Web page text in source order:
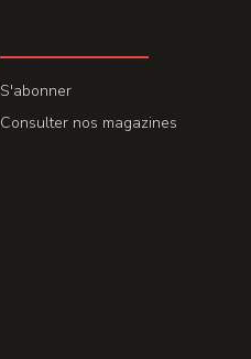
S'abonner
Consulter nos magazines